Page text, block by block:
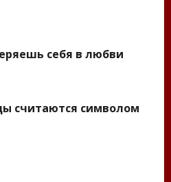
себя в любви
считаются символом